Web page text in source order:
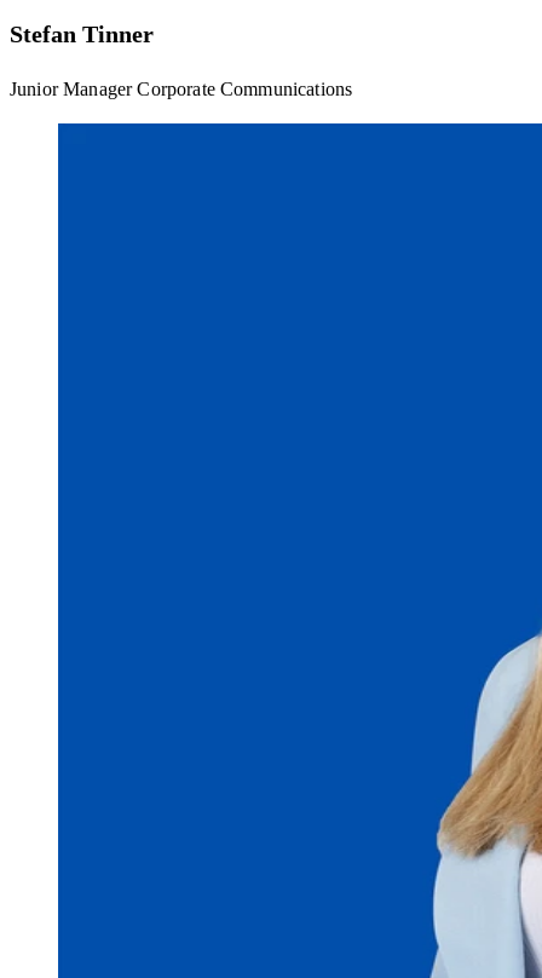
Stefan Tinner
Junior Manager Corporate Communications